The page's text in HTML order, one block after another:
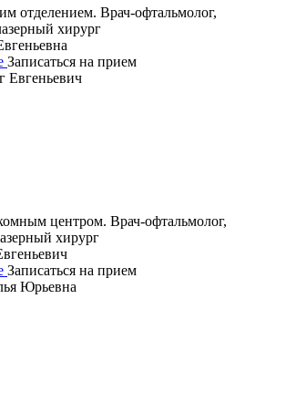
отделением. Врач-офтальмолог,
хирург
Записаться на прием
центром. Врач-офтальмолог,
хирург
Записаться на прием